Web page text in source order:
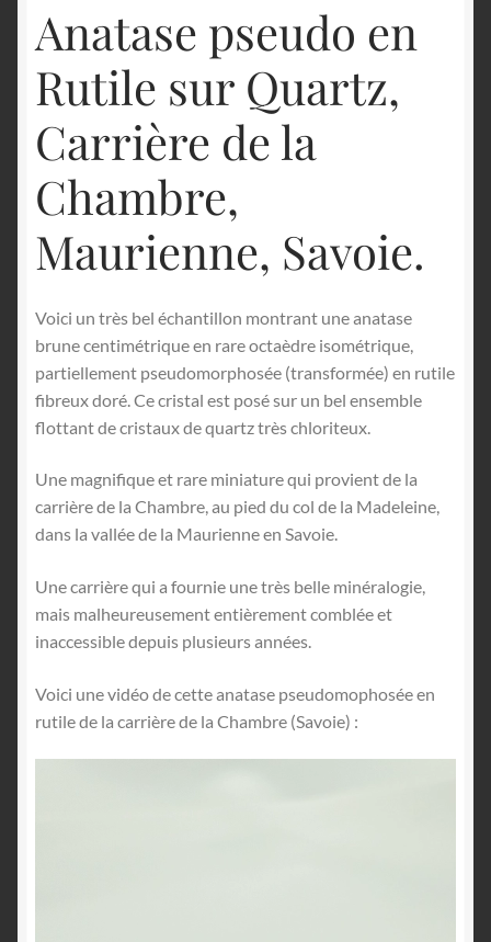
Anatase pseudo en
Rutile sur Quartz,
Carrière de la
Chambre,
Maurienne, Savoie.
Voici un très bel échantillon montrant une anatase
brune centimétrique en rare octaèdre isométrique,
partiellement pseudomorphosée (transformée) en rutile
fibreux doré. Ce cristal est posé sur un bel ensemble
flottant de cristaux de quartz très chloriteux.
Une magnifique et rare miniature qui provient de la
carrière de la Chambre, au pied du col de la Madeleine,
dans la vallée de la Maurienne en Savoie.
Une carrière qui a fournie une très belle minéralogie,
mais malheureusement entièrement comblée et
inaccessible depuis plusieurs années.
Voici une vidéo de cette anatase pseudomophosée en
rutile de la carrière de la Chambre (Savoie) :